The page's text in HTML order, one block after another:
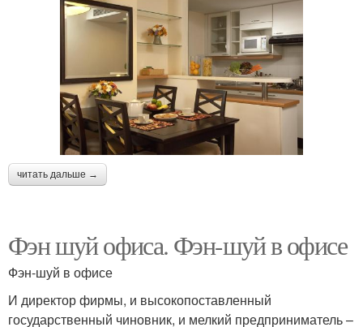
читать дальше →
Фэн шуй офиса. Фэн-шуй в офисе
Фэн-шуй в офисе
И директор фирмы, и высокопоставленный
государственный чиновник, и мелкий предприниматель –